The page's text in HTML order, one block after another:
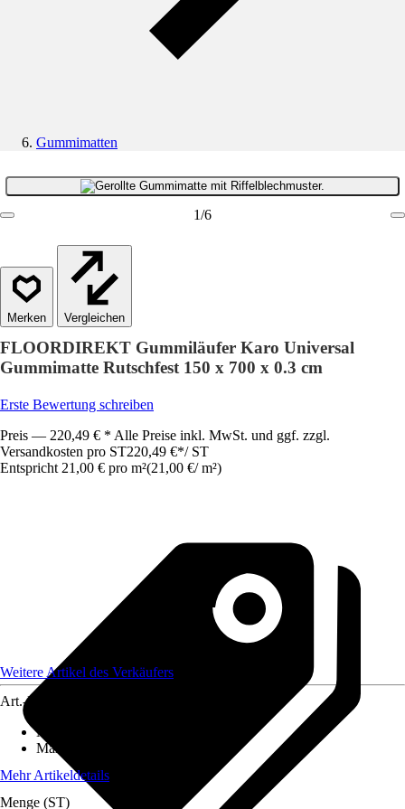
Gummimatten
1/6
Vergleichen
FLOORDIREKT Gummiläufer Karo Universal
Gummimatte Rutschfest 150 x 700 x 0.3 cm
Erste Bewertung schreiben
Preis — 220,49 € * Alle Preise inkl. MwSt. und ggf. zzgl.
Versandkosten pro ST220,49 €*/ ST
Entspricht 21,00 € pro m²(21,00 €/ m²)
Weitere Artikel des Verkäufers
Art.-Nr.
Material
Maße (BxL)
Mehr Artikeldetails
Menge (ST)